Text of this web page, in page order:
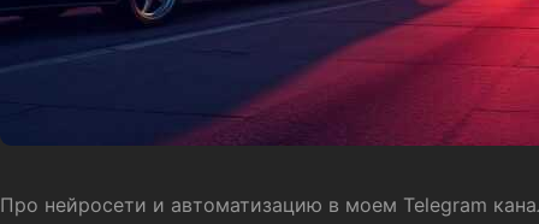
Про нейросети и автоматизацию в моем Telegram